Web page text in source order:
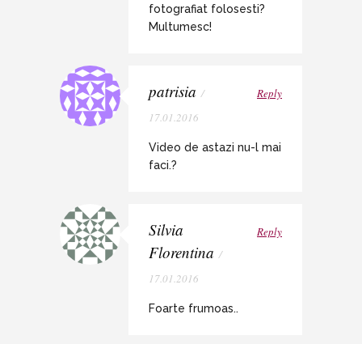
fotografiat folosesti?
Multumesc!
patrisia /
17.01.2016
Reply
Video de astazi nu-l mai
faci.?
Silvia
Florentina /
17.01.2016
Reply
Foarte frumoas..